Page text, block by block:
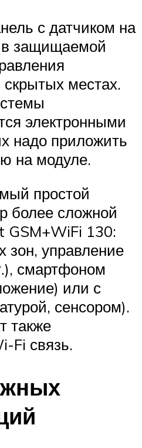
с датчиком на
защищаемой
местах.
электронными
надо приложить
на модуле.
простой
более сложной
GSM+WiFi 130:
зон, управление
смартфоном
или с
сенсором).
также
Fi связь.